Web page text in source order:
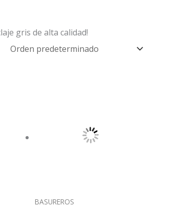
gris de alta calidad!
BASUREROS